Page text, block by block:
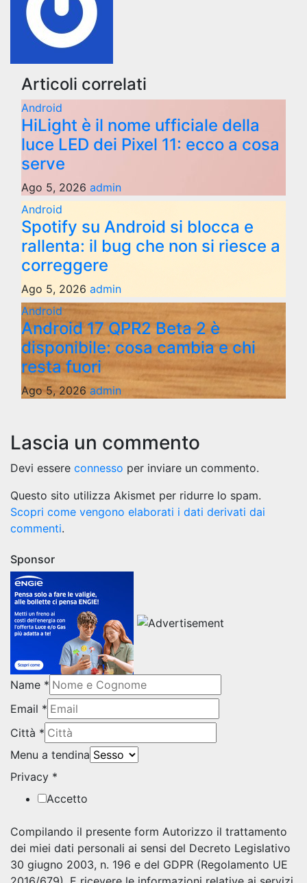
Articoli correlati
Android
HiLight è il nome ufficiale della
luce LED dei Pixel 11: ecco a cosa
serve
Ago 5, 2026 admin
Android
Spotify su Android si blocca e
rallenta: il bug che non si riesce a
correggere
Ago 5, 2026 admin
Android
Android 17 QPR2 Beta 2 è
disponibile: cosa cambia e chi
resta fuori
Ago 5, 2026 admin
Lascia un commento
Devi essere connesso per inviare un commento.
Questo sito utilizza Akismet per ridurre lo spam.
Scopri come vengono elaborati i dati derivati dai
commenti.
Sponsor
Name *
Email *
Città *
Menu a tendina
Privacy *
Accetto
Compilando il presente form Autorizzo il trattamento
dei miei dati personali ai sensi del Decreto Legislativo
30 giugno 2003, n. 196 e del GDPR (Regolamento UE